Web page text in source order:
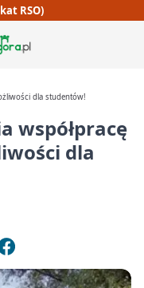
RSO)
dla studentów!
współpracę
dla